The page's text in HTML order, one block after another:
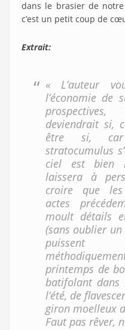
dans le brasier de
c’est un petit coup de
Extrait:
« L’auteur
l’économie de
deviendrait si,
être si, car
stratocumulus
ciel est bien
laissera à
croire que les
actes
moult détails
(sans oublier
printemps de
batifolant dans
l’été, de
giron moelleux
Faut pas rêver,